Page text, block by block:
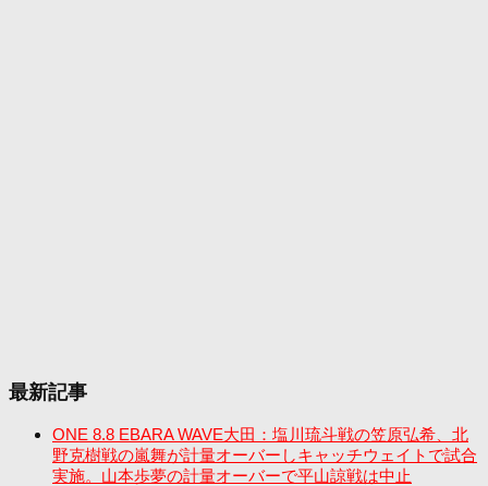
最新記事
ONE 8.8 EBARA WAVE大田：塩川琉斗戦の笠原弘希、北
野克樹戦の嵐舞が計量オーバーしキャッチウェイトで試合
実施。山本歩夢の計量オーバーで平山諒戦は中止